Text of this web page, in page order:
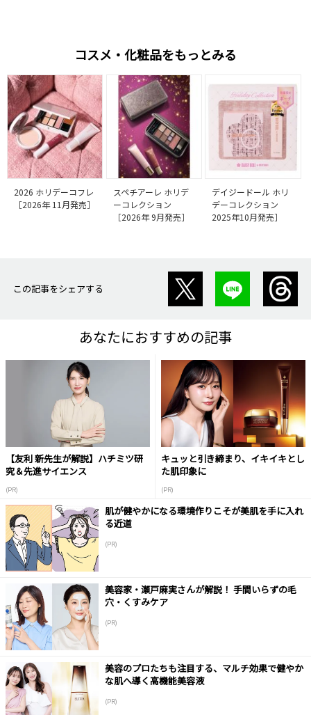
コスメ・化粧品をもっとみる
2026 ホリデーコフレ
［2026年 11月発売］
スペチアーレ ホリデ
ーコレクション
［2026年 9月発売］
デイジードール ホリ
デーコレクション
2025年10月発売］
この記事をシェアする
あなたにおすすめの記事
【友利 新先生が解説】ハチミツ研
究＆先進サイエンス
(PR)
キュッと引き締まり、イキイキとし
た肌印象に
(PR)
肌が健やかになる環境作りこそが美肌を手に入れ
る近道
(PR)
美容家・瀬戸麻実さんが解説！ 手間いらずの毛
穴・くすみケア
(PR)
美容のプロたちも注目する、マルチ効果で健やか
な肌へ導く高機能美容液
(PR)